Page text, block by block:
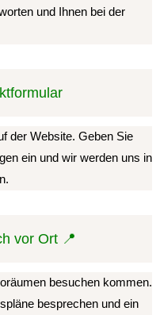
und Ihnen bei der
der Website. Geben Sie
ein und wir werden uns in
vor Ort 📍
besuchen kommen.
besprechen und ein